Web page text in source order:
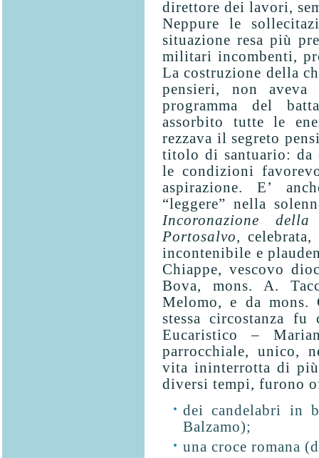
direttore dei lavori,
Neppure le
situazione resa più
militari incombenti,
La costruzione della
pensieri, non
programma del
assorbito tutte le
rezzava il segreto
titolo di santuario: da
le condizioni
aspirazione. E’
“leggere” nella
Incoronazione
Portosalvo,
incontenibile e
Chiappe, vescovo
Bova, mons. A.
Melomo, e da
stessa circostanza fu
Eucaristico –
parrocchiale, unico,
vita ininterrotta di
diversi tempi, furono
dei candelabri in
Balzamo);
una croce romana